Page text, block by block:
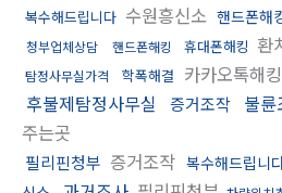
복수해드립니다 수원흥신소 핸드폰해
청부업체상담 핸드폰해킹 휴대폰해킹 환
탐정사무실가격 학폭해결 카카오톡해킹
후불제탐정사무실
증거조작 불
주는곳
필리핀청부 증거조작 복수해드립니